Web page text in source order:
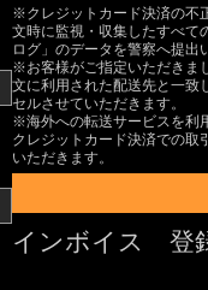
※クレジットカード決済の不
文時に監視・収集したすべ
ログ」のデータを警察へ提出
※お客様がご指定いただきま
文に利用された配送先と一致
セルさせていただきます。
※海外への転送サービスを利
クレジットカード決済での取
いただきます。
インボイス 登